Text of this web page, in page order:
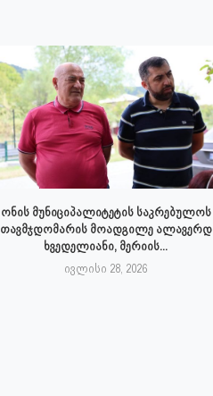
ონის მუნიციპალიტეტის საკრებულოს
თავმჯდომარის მოადგილე ალავერდ
ხვედელიანი, მერიის...
ივლისი 28, 2026